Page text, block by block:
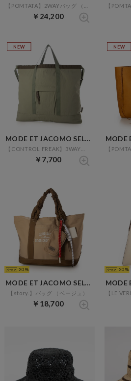
￥24,200
NEW
MODE ET JACOMO SELECT
￥7,700
NEW
20
MODE ET JACOMO SELECT
【story.】バッグ （ベージュ）
￥18,700
20